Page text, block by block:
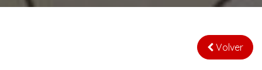
Volver